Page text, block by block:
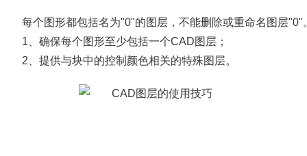
每个图形都包括名为"0"的图层，不能删除或重命名图层"0"
1、确保每个图形至少包括一个CAD图层；
2、提供与块中的控制颜色相关的特殊图层。